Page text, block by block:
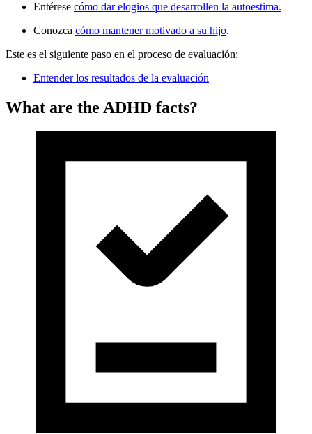
Entérese cómo dar elogios que desarrollen la autoestima.
Conozca cómo mantener motivado a su hijo.
Este es el siguiente paso en el proceso de evaluación:
Entender los resultados de la evaluación
What are the ADHD facts?